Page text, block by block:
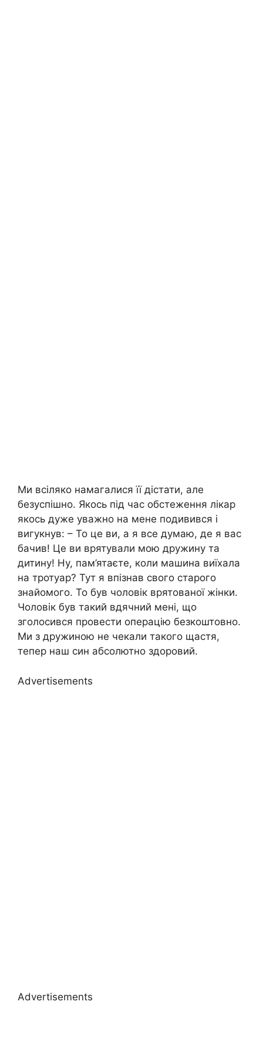
Ми всіляко намагалися її дістати, але
безуспішно. Якось під час обстеження лікар
якось дуже уважно на мене подивився і
вигукнув: – То це ви, а я все думаю, де я вас
бачив! Це ви врятували мою дружину та
дитину! Ну, пам’ятаєте, коли машина виїхала
на тротуар? Тут я впізнав свого старого
знайомого. То був чоловік врятованої жінки.
Чоловік був такий вдячний мені, що
зголосився провести операцію безкоштовно.
Ми з дружиною не чекали такого щастя,
тепер наш син абсолютно здоровий.
Advertisements
Advertisements